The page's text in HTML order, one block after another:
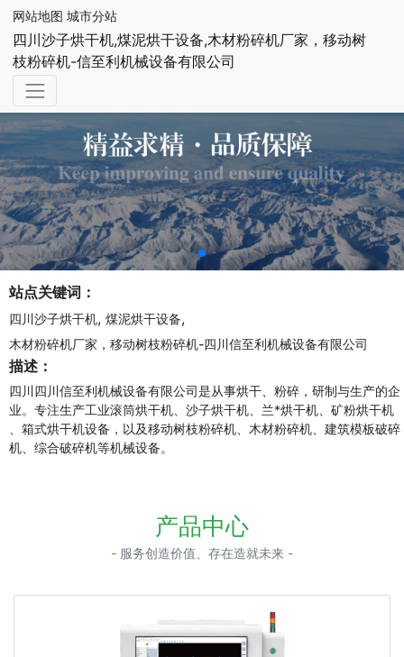
网站地图 城市分站
四川沙子烘干机,煤泥烘干设备,木材粉碎机厂家，移动树
枝粉碎机-信至利机械设备有限公司
站点关键词：
四川沙子烘干机, 煤泥烘干设备,
木材粉碎机厂家，移动树枝粉碎机-四川信至利机械设备有限公司
描述：
四川四川信至利机械设备有限公司是从事烘干、粉碎，研制与生产的企
业。专注生产工业滚筒烘干机、沙子烘干机、兰*烘干机、矿粉烘干机
、箱式烘干机设备，以及移动树枝粉碎机、木材粉碎机、建筑模板破碎
机、综合破碎机等机械设备。
产品中心
- 服务创造价值、存在造就未来 -